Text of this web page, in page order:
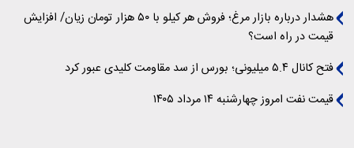
هشدار درباره بازار مرغ؛ فروش هر کیلو با ۵۰ هزار تومان زیان/ افزایش
قیمت در راه است؟
فتح کانال ۵.۴ میلیونی؛ بورس از سد مقاومت کلیدی عبور کرد
قیمت نفت امروز چهارشنبه ۱۴ مرداد ۱۴۰۵